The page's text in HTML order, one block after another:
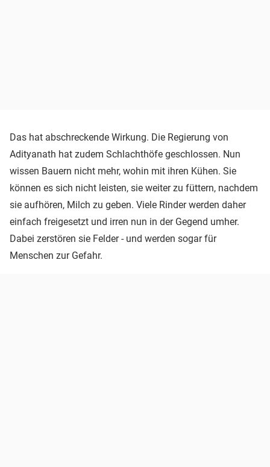
Das hat abschreckende Wirkung. Die Regierung von
Adityanath hat zudem Schlachthöfe geschlossen. Nun
wissen Bauern nicht mehr, wohin mit ihren Kühen. Sie
können es sich nicht leisten, sie weiter zu füttern, nachdem
sie aufhören, Milch zu geben. Viele Rinder werden daher
einfach freigesetzt und irren nun in der Gegend umher.
Dabei zerstören sie Felder - und werden sogar für
Menschen zur Gefahr.